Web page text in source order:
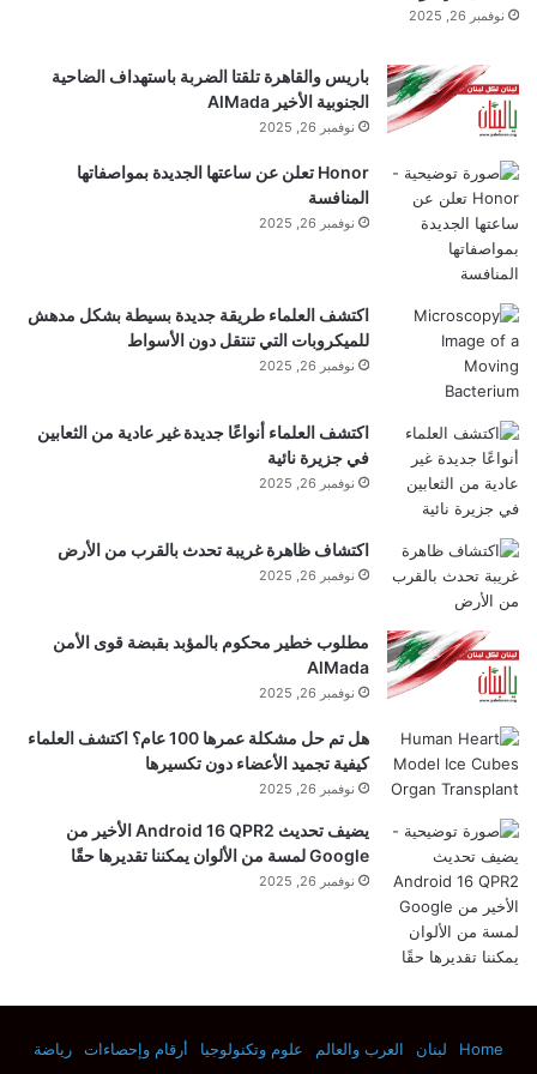
عندما يمر شعاع الليزر عبر مثل هذه الأسطح الخارقة،
تشكل وحدات البكسل الخاصة به آلاف أو حتى مئات
الآلاف من بقع الضوء المركزة في وقت واحد. تعمل هذه
البقع مثل الملقط، حيث تلتقط الذرات في مواقع محددة
مسبقًا لتشكل المصفوفة المطلوبة.
يوضح أحد مؤلفي الدراسة: “يمكن اعتبار
الأسطح الخارقة بمثابة تراكب لعدد كبير من
المستوى، وتشكل كل منها نقطة بؤرية خاصة
بها”.
ابتكرالعلماء سطحًا خارقًا مقاس 3.5 ملم يحتوي على
أكثر من 100 مليون بكسل، وهو قادر على توليد مجموعة
من 360 ألف ملاقط، وهو أمر أكبربمرتين من التكنولوجيا
الحالية. يمثل هذا خطوة كبيرة نحو إنشاء أنظمة كمومية
كبيرة جدًا.
الليزر والظروف القاسية
الأسطح الخارقة مصنوعة من نيتريد السيليكون وثاني
نوفمبر 26, 2025
باريس والقاهرة تلقتا الضربة باستهداف الضاحية
الجنوبية الأخير AlMada
نوفمبر 26, 2025
Honor تعلن عن ساعتها الجديدة بمواصفاتها
المنافسة
نوفمبر 26, 2025
اكتشف العلماء طريقة جديدة بسيطة بشكل مدهش
للميكروبات التي تنتقل دون الأسواط
نوفمبر 26, 2025
اكتشف العلماء أنواعًا جديدة غير عادية من الثعابين
في جزيرة نائية
نوفمبر 26, 2025
اكتشاف ظاهرة غريبة تحدث بالقرب من الأرض
نوفمبر 26, 2025
مطلوب خطير محكوم بالمؤبد بقبضة قوى الأمن
AlMada
نوفمبر 26, 2025
هل تم حل مشكلة عمرها 100 عام؟ اكتشف العلماء
كيفية تجميد الأعضاء دون تكسيرها
نوفمبر 26, 2025
يضيف تحديث Android 16 QPR2 الأخير من
Google لمسة من الألوان يمكننا تقديرها حقًا
نوفمبر 26, 2025
Home لبنان العرب والعالم علوم وتكنولوجيا أرقام وإحصاءات رياضة